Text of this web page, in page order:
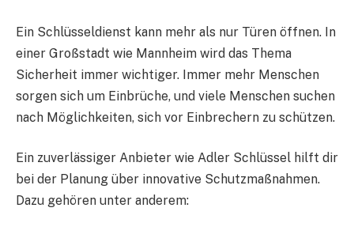
Ein Schlüsseldienst kann mehr als nur Türen öffnen. In
einer Großstadt wie Mannheim wird das Thema
Sicherheit immer wichtiger. Immer mehr Menschen
sorgen sich um Einbrüche, und viele Menschen suchen
nach Möglichkeiten, sich vor Einbrechern zu schützen.
Ein zuverlässiger Anbieter wie Adler Schlüssel hilft dir
bei der Planung über innovative Schutzmaßnahmen.
Dazu gehören unter anderem: